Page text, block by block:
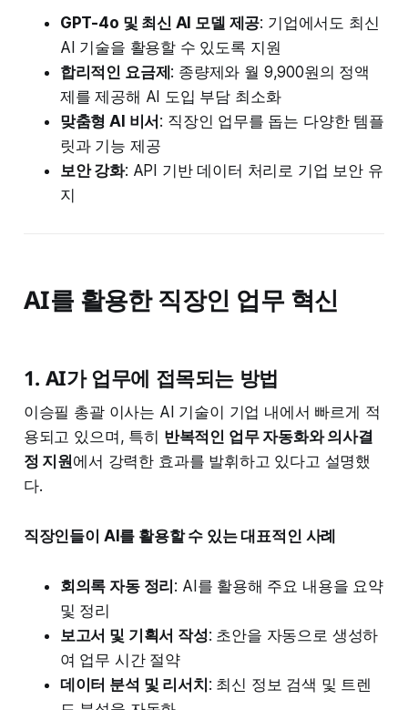
GPT-4o 및 최신 AI 모델 제공: 기업에서도 최신
AI 기술을 활용할 수 있도록 지원
합리적인 요금제 : 종량제와 월 9,900원의 정액
제를 제공해 AI 도입 부담 최소화
맞춤형 AI 비서 : 직장인 업무를 돕는 다양한 템플
릿과 기능 제공
보안 강화: API 기반 데이터 처리로 기업 보안 유
지
AI를 활용한 직장인 업무 혁신
1. AI가 업무에 접목되는 방법
이승필 총괄 이사는 AI 기술이 기업 내에서 빠르게 적
용되고 있으며, 특히 반복적인 업무 자동화와 의사결
정 지원에서 강력한 효과를 발휘하고 있다고 설명했
다.
직장인들이 AI를 활용할 수 있는 대표적인 사례
회의록 자동 정리 : AI를 활용해 주요 내용을 요약
및 정리
보고서 및 기획서 작성: 초안을 자동으로 생성하
여 업무 시간 절약
데이터 분석 및 리서치 : 최신 정보 검색 및 트렌